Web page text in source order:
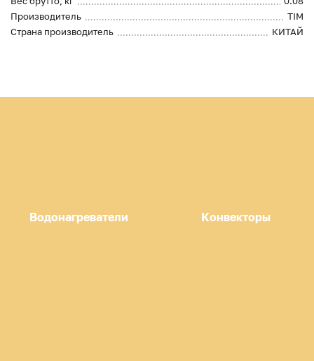
Производитель
TIM
Страна производитель
КИТАЙ
Водонагреватели Конвекторы